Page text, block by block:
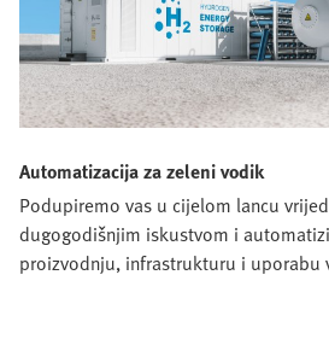
Automatizacija za zeleni vodik
Podupiremo vas u cijelom lancu
dugogodišnjim iskustvom i
proizvodnju, infrastrukturu i uporabu